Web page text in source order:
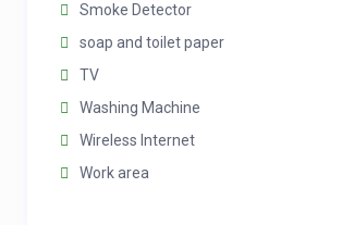
Smoke Detector
soap and toilet paper
TV
Washing Machine
Wireless Internet
Work area